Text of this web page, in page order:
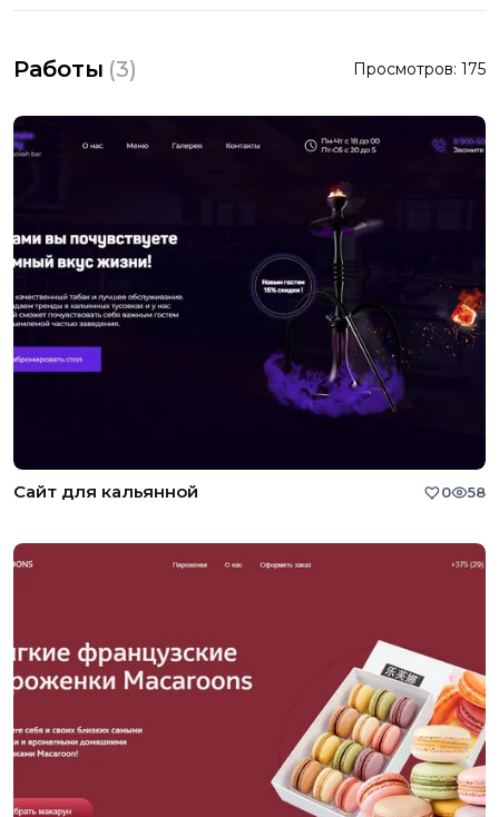
Работы (3) Просмотров: 175
Сайт для кальянной 0 58